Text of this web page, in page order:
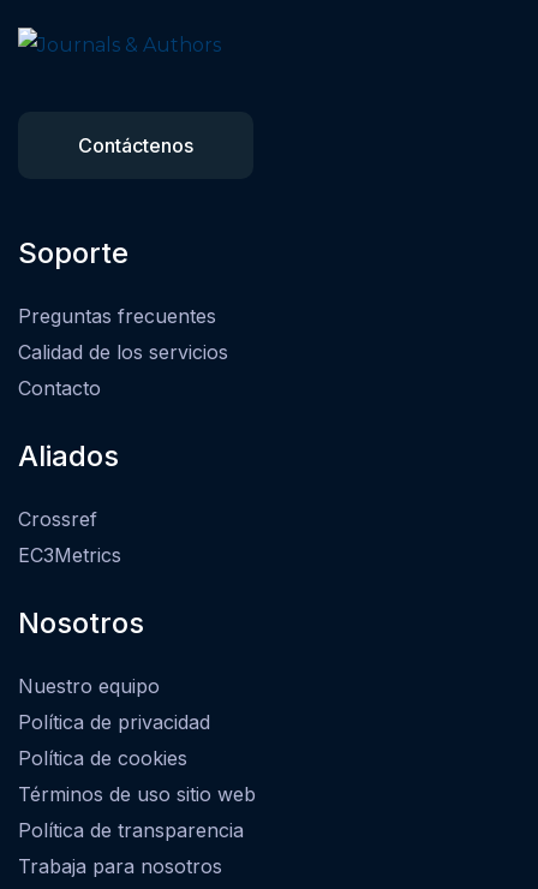
Contáctenos
Soporte
Preguntas frecuentes
Calidad de los servicios
Contacto
Aliados
Crossref
EC3Metrics
Nosotros
Nuestro equipo
Política de privacidad
Política de cookies
Términos de uso sitio web
Política de transparencia
Trabaja para nosotros